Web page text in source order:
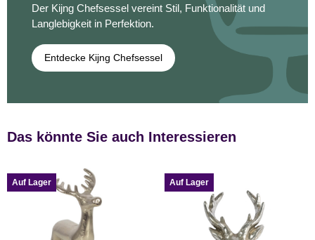
Der Kijng Chefsessel vereint Stil, Funktionalität und
Langlebigkeit in Perfektion.
Entdecke Kijng Chefsessel
Das könnte Sie auch Interessieren
Auf Lager Auf Lager